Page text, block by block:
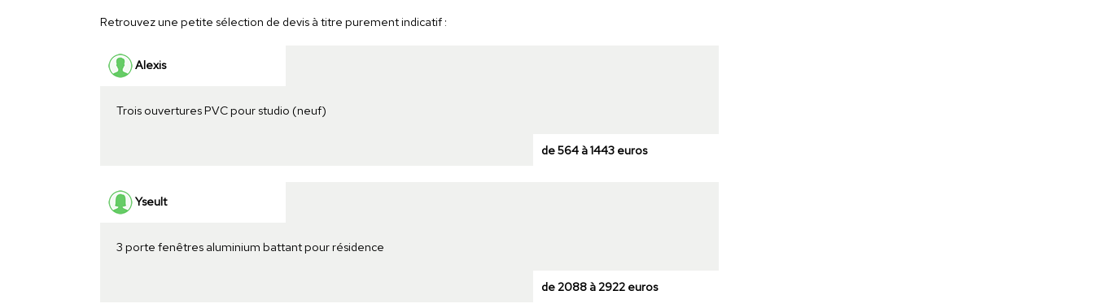
Retrouvez une petite sélection de devis à titre purement indicatif :
Alexis
Trois ouvertures PVC pour studio (neuf)
de 564 à 1443 euros
Yseult
3 porte fenêtres aluminium battant pour résidence
de 2088 à 2922 euros